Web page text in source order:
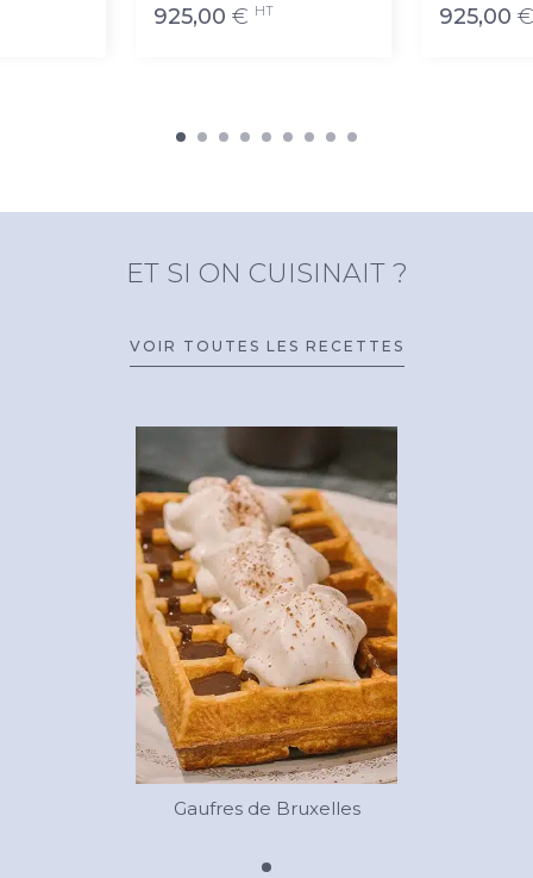
925,00 € HT 925,00 €
ET SI ON CUISINAIT ?
VOIR TOUTES LES RECETTES
Gaufres de Bruxelles